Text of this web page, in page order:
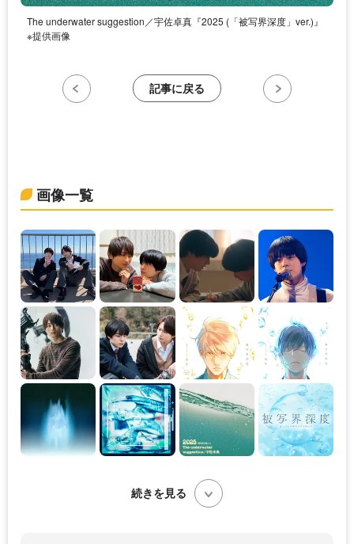
The underwater suggestion／宇佐卓真『2025 (「被写界深度」ver.)』
※提供画像
記事に戻る
画像一覧
続きを見る